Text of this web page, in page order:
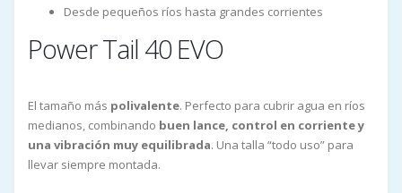
Desde pequeños ríos hasta grandes corrientes
Power Tail 40 EVO
El tamaño más polivalente. Perfecto para cubrir agua en ríos
medianos, combinando buen lance, control en corriente y
una vibración muy equilibrada. Una talla “todo uso” para
llevar siempre montada.